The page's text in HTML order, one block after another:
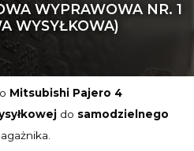
WYPRAWOWA NR. 1
WYSYŁKOWA)
Mitsubishi Pajero 4
do samodzielnego